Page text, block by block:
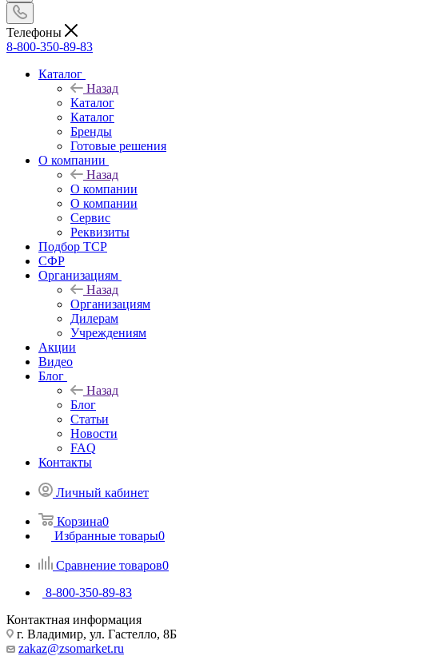
Телефоны
8-800-350-89-83
Каталог
Назад
Каталог
Каталог
Бренды
Готовые решения
О компании
Назад
О компании
О компании
Сервис
Реквизиты
Подбор ТСР
СФР
Организациям
Назад
Организациям
Дилерам
Учреждениям
Акции
Видео
Блог
Назад
Блог
Статьи
Новости
FAQ
Контакты
Личный кабинет
Корзина0
Избранные товары0
Сравнение товаров0
8-800-350-89-83
Контактная информация
г. Владимир, ул. Гастелло, 8Б
zakaz@zsomarket.ru